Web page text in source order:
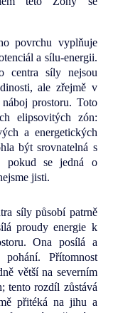
povrchu vyplňuje
a sílu-energii.
centra síly nejsou
ale zřejmě v
prostoru. Toto
elipsovitých zón:
a energetických
být srovnatelná s
pokud se jedná o
jisti.
síly působí patrně
proudy energie k
Ona posílá a
Přítomnost
větší na severním
tento rozdíl zůstává
přitéká na jihu a